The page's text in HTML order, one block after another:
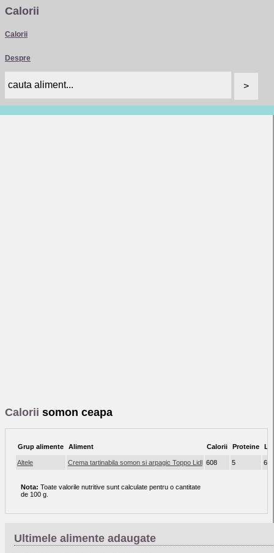
Calorii
Calorii
Despre
Calorii somon ceapa
Grup alimente Aliment Calorii Proteine
Altele Crema tartinabila somon si arpagic Toppo Lidl 608 5 64
Nota: Toate valorile nutritive sunt calculate pentru o cantitate
de 100 g.
Ultimele alimente adaugate